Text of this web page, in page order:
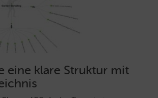
eine klare Struktur mit